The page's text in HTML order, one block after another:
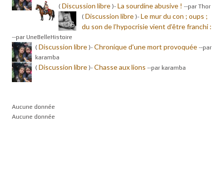
( Discussion libre )- La sourdine abusive ! --par Thor
( Discussion libre )- Le mur du con ; oups ;
du son de l’hypocrisie vient d’être franchi :
--par UneBelleHistoire
( Discussion libre )- Chronique d'une mort provoquée --par
karamba
( Discussion libre )- Chasse aux lions --par karamba
Aucune donnée
Aucune donnée